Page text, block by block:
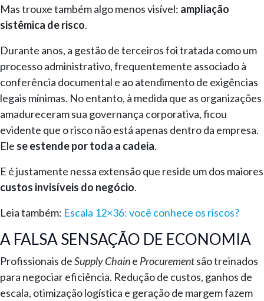
Mas trouxe também algo menos visível: ampliação
sistêmica de risco.
Durante anos, a gestão de terceiros foi tratada como um
processo administrativo, frequentemente associado à
conferência documental e ao atendimento de exigências
legais mínimas. No entanto, à medida que as organizações
amadureceram sua governança corporativa, ficou
evidente que o risco não está apenas dentro da empresa.
Ele se estende por toda a cadeia.
E é justamente nessa extensão que reside um dos maiores
custos invisíveis do negócio.
Leia também: Escala 12×36: você conhece os riscos?
A FALSA SENSAÇÃO DE ECONOMIA
Profissionais deSupply Chaine Procurementsão treinados
para negociar eficiência. Redução de custos, ganhos de
escala, otimização logística e geração de margem fazem